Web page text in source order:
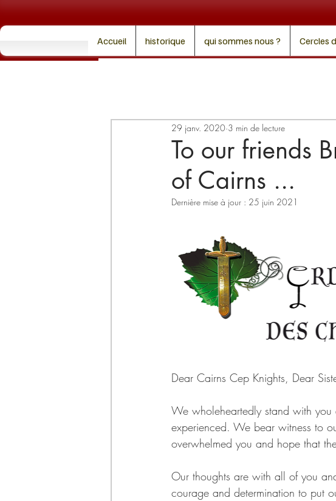
Accueil historique qui sommes nous ? Cercles
To our friends
of Cairns ...
29 janv. 2020 3 min de lecture
Dernière mise à jour : 25 juin 2021
Dear Cairns Cep Knights, Dear
We wholeheartedly stand with you
experienced. We bear witness to
overwhelmed you and hope that
Our thoughts are with all of you
courage and determination to put